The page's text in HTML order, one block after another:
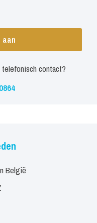
contact?
België